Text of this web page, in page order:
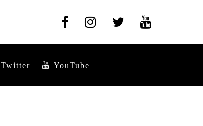
Twitter YouTube